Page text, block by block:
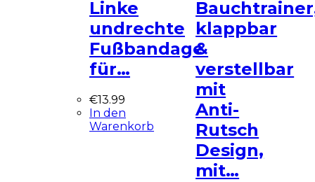
Linke
undrechte
Fußbandage
für…
€13.99
In den
Warenkorb
klappbar
&
verstellbar
mit
Anti-
Rutsch
Design,
mit…